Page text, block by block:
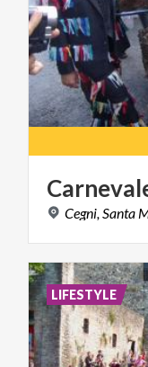
Cegni,Santa
LIFESTYLE